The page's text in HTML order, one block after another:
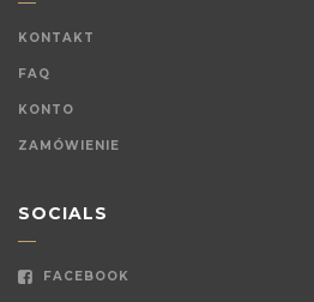
KONTAKT
FAQ
KONTO
ZAMÓWIENIE
SOCIALS
FACEBOOK